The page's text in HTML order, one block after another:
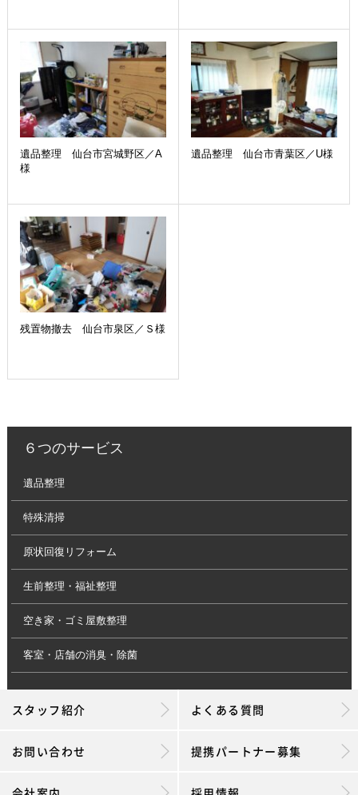
遺品整理 仙台市宮城野区／A
様
遺品整理 仙台市青葉区／U様
残置物撤去 仙台市泉区／Ｓ様
６つのサービス
遺品整理
特殊清掃
原状回復リフォーム
生前整理・福祉整理
空き家・ゴミ屋敷整理
客室・店舗の消臭・除菌
スタッフ紹介 よくある質問
お問い合わせ 提携パートナー募集